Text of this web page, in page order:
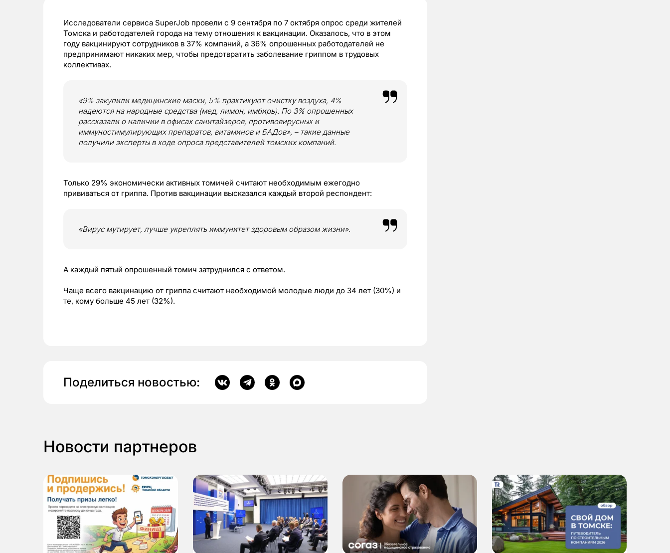
Исследователи сервиса SuperJob провели с 9 сентября по 7 октября опрос среди жителей
Томска и работодателей города на тему отношения к вакцинации. Оказалось, что в этом
году вакцинируют сотрудников в 37% компаний, а 36% опрошенных работодателей не
предпринимают никаких мер, чтобы предотвратить заболевание гриппом в трудовых
коллективах.
«9% закупили медицинские маски, 5% практикуют очистку воздуха, 4%
надеются на народные средства (мед, лимон, имбирь). По 3% опрошенных
рассказали о наличии в офисах санитайзеров, противовирусных и
иммуностимулирующих препаратов, витаминов и БАДов», – такие данные
получили эксперты в ходе опроса представителей томских компаний.
Только 29% экономически активных томичей считают необходимым ежегодно
прививаться от гриппа. Против вакцинации высказался каждый второй респондент:
«Вирус мутирует, лучше укреплять иммунитет здоровым образом жизни».
А каждый пятый опрошенный томич затруднился с ответом.
Чаще всего вакцинацию от гриппа считают необходимой молодые люди до 34 лет (30%) и
те, кому больше 45 лет (32%).
Поделиться новостью:
Новости партнеров